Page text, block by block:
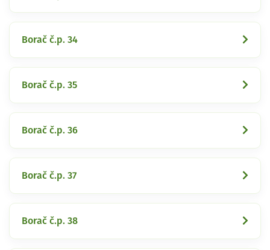
Borač č.p. 34
Borač č.p. 35
Borač č.p. 36
Borač č.p. 37
Borač č.p. 38